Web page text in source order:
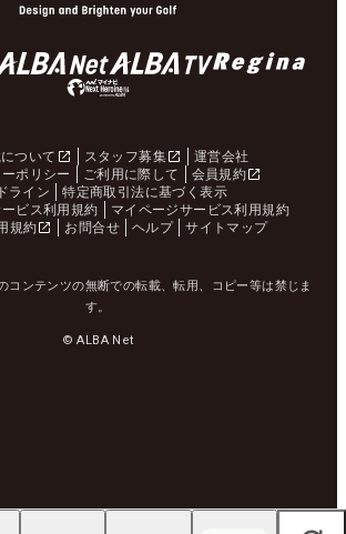
ついて スタッフ募集
運営会社
ポリシー
ご利用に際して
会員規約
ライン
特定商取引法に基づく表示
ビス利用規約
マイページサービス利用規約
規約
お問合せ ヘルプ サイトマップ
コンテンツの無断での転載、転用、コピー等は禁じま
す。
© ALBA Net